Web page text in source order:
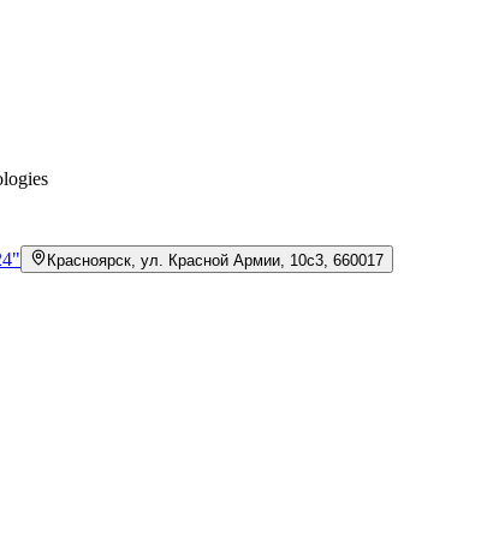
Красноярск, ул. Красной Армии, 10с3, 660017